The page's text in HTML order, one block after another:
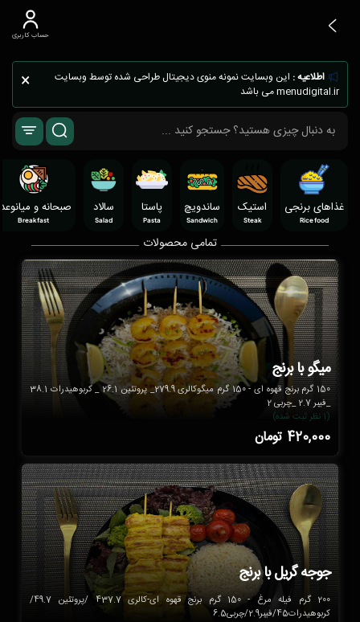
حساب کاربری
× اطلاعیه : این وبسایت نمونه منوی دیجیتال طراحی شده توسط وبسایت
menudigital.ir می باشد
غذاهای برنجی
Rice food
استیک
Steak
ساندویچ
Sandwich
پاستا
Pasta
سالاد
Salad
صبحانه و
Breakfast
تمامی محصولات
میگو با برنج
150 گرم برنج قهوه ای - 150 گرم میگوکالری 279.9_ پروتئین 26.1 _ کربوهیدرات 38.1
_فیبر 2.7 _چربی 2
(1 نظر ثبت شده)
420,000 تومان
جوجه گریل با برنج
200 گرم فیله مرغ - 150 گرم برنج قهوه ای-کالری 437.7 /پروتئین 49.7/
کربوهیدرات45/فیبر2.9/چربی6.5